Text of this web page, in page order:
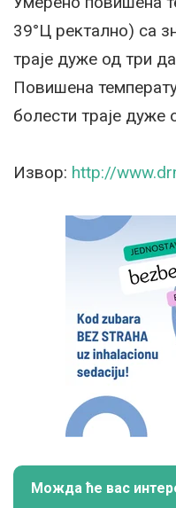
39°Ц ректално) са
траје дуже од три
Повишена
болести траје дуже
Извор: http://
Можда ће вас